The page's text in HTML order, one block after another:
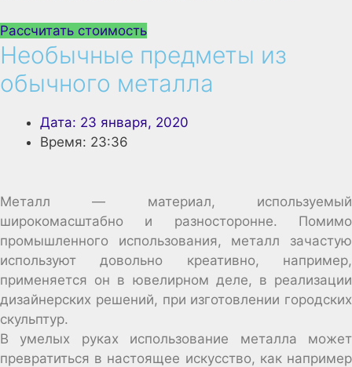
Рассчитать стоимость
Необычные предметы из
обычного металла
Дата: 23 января, 2020
Время: 23:36
Металл — материал, используемый
широкомасштабно и разносторонне. Помимо
промышленного использования, металл зачастую
используют довольно креативно, например,
применяется он в ювелирном деле, в реализации
дизайнерских решений, при изготовлении городских
скульптур.
В умелых руках использование металла может
превратиться в настоящее искусство, как например